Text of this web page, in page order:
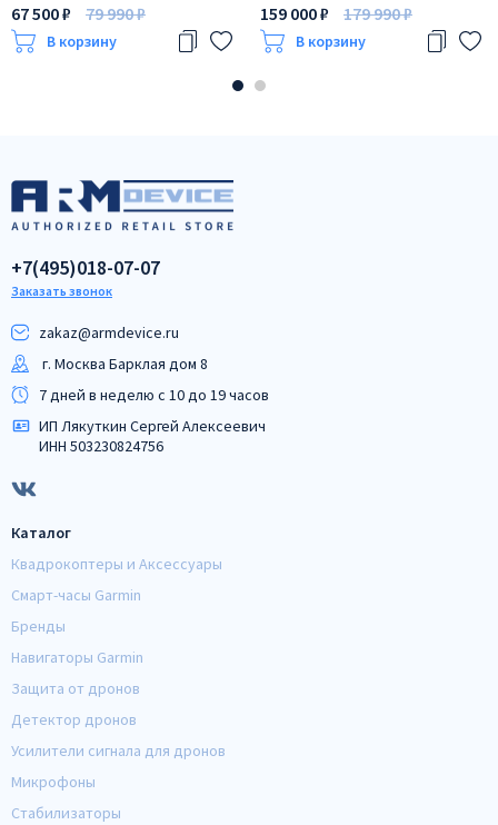
67 500 ₽ 79 990 ₽
В корзину
159 000 ₽ 179 990 ₽
В корзину
+7(495)018-07-07
Заказать звонок
zakaz@armdeviсe.ru
г. Москва Барклая дом 8
7 дней в неделю с 10 до 19 часов
ИП Лякуткин Сергей Алексеевич
ИНН 503230824756
Каталог
Квадрокоптеры и Аксессуары
Смарт-часы Garmin
Бренды
Навигаторы Garmin
Защита от дронов
Детектор дронов
Усилители сигнала для дронов
Микрофоны
Стабилизаторы